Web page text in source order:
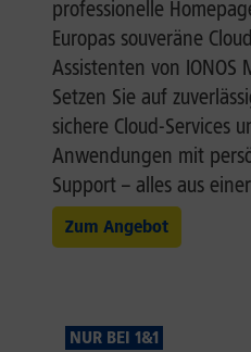
professionelle
Europas souveräne
Assistenten von IONOS
Setzen Sie auf
sichere Cloud-Services
Anwendungen mit
Support – alles aus
Zum Angebot
NUR BEI 1&1